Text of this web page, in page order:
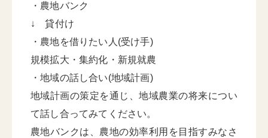
・農地バンク
↓ 貸付け
・農地を借りたい人(受け手)
規模拡大・集約化・新規就農
・地域の話し合い(地域計画)
地域計画の策定を通じ、地域農業の将来につい
て話し合ってみてください。
農地バンクは、農地の効率利用を目指すみなさ